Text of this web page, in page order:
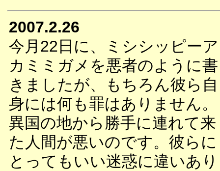
2007.2.26
今月22日に、ミシシッピーア
カミミガメを悪者のように書
きましたが、もちろん彼ら自
身には何も罪はありません。
異国の地から勝手に連れて来
た人間が悪いのです。彼らに
とってもいい迷惑に違いあり